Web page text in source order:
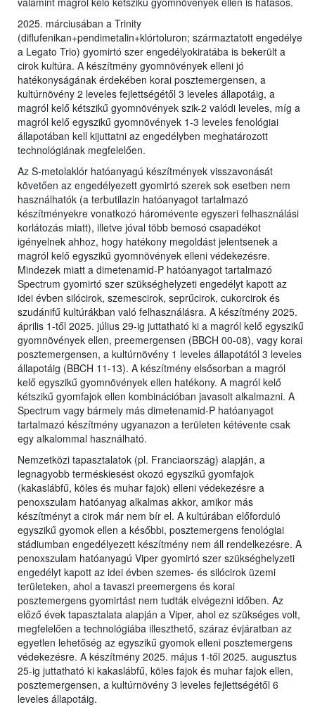
2025. márciusában a Trinity
(diflufenikan+pendimetalin+klórtoluron; származtatott engedélye
a Legato Trio) gyomirtó szer engedélyokiratába is bekerült a
cirok kultúra. A készítmény gyomnövények elleni jó
hatékonyságának érdekében korai posztemergensen, a
kultúrnövény 2 leveles fejlettségétől 3 leveles állapotáig, a
magról kelő kétszikű gyomnövények szik-2 valódi leveles, míg a
magról kelő egyszikű gyomnövények 1-3 leveles fenológiai
állapotában kell kijuttatni az engedélyben meghatározott
technológiának megfelelően.
Az S-metolaklór hatóanyagú készítmények visszavonását
követően az engedélyezett gyomirtó szerek sok esetben nem
használhatók (a terbutilazin hatóanyagot tartalmazó
készítményekre vonatkozó háromévente egyszeri felhasználási
korlátozás miatt), illetve jóval több bemosó csapadékot
igényelnek ahhoz, hogy hatékony megoldást jelentsenek a
magról kelő egyszikű gyomnövények elleni védekezésre.
Mindezek miatt a dimetenamid-P hatóanyagot tartalmazó
Spectrum gyomirtó szer szükséghelyzeti engedélyt kapott az
idei évben silócirok, szemescirok, seprűcirok, cukorcirok és
szudánifű kultúrákban való felhasználásra. A készítmény 2025.
április 1-től 2025. július 29-ig juttatható ki a magról kelő egyszikű
gyomnövények ellen, preemergensen (BBCH 00-08), vagy korai
posztemergensen, a kultúrnövény 1 leveles állapotától 3 leveles
állapotáig (BBCH 11-13). A készítmény elsősorban a magról
kelő egyszikű gyomnövények ellen hatékony. A magról kelő
kétszikű gyomfajok ellen kombinációban javasolt alkalmazni. A
Spectrum vagy bármely más dimetenamid-P hatóanyagot
tartalmazó készítmény ugyanazon a területen kétévente csak
egy alkalommal használható.
Nemzetközi tapasztalatok (pl. Franciaország) alapján, a
legnagyobb terméskiesést okozó egyszikű gyomfajok
(kakaslábfű, köles és muhar fajok) elleni védekezésre a
penoxszulam hatóanyag alkalmas akkor, amikor más
készítményt a cirok már nem bír el. A kultúrában előforduló
egyszikű gyomok ellen a későbbi, posztemergens fenológiai
stádiumban engedélyezett készítmény nem áll rendelkezésre. A
penoxszulam hatóanyagú Viper gyomirtó szer szükséghelyzeti
engedélyt kapott az idei évben szemes- és silócirok üzemi
területeken, ahol a tavaszi preemergens és korai
posztemergens gyomirtást nem tudták elvégezni időben. Az
előző évek tapasztalata alapján a Viper, ahol ez szükséges volt,
megfelelően a technológiába illeszthető, száraz évjáratban az
egyetlen lehetőség az egyszikű gyomok elleni posztemergens
védekezésre. A készítmény 2025. május 1-től 2025. augusztus
25-ig juttatható ki kakaslábfű, köles fajok és muhar fajok ellen,
posztemergensen, a kultúrnövény 3 leveles fejlettségétől 6
leveles állapotáig.